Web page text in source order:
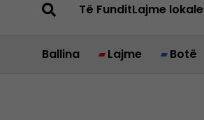
Të FunditLajme lokale
Ballina Lajme Botë